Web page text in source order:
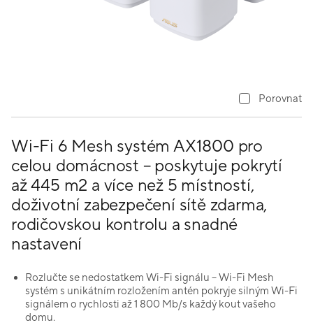
Wi-Fi 6 Mesh systém AX1800 pro
celou domácnost – poskytuje pokrytí
až 445 m2 a více než 5 místností,
doživotní zabezpečení sítě zdarma,
rodičovskou kontrolu a snadné
nastavení
Rozlučte se nedostatkem Wi-Fi signálu – Wi-Fi Mesh
systém s unikátním rozložením antén pokryje silným Wi-Fi
signálem o rychlosti až 1 800 Mb/s každý kout vašeho
domu.
Porovnat